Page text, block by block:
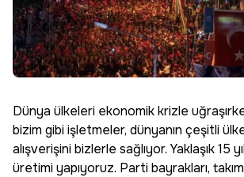
Dünya ülkeleri ekonomik krizle
bizim gibi işletmeler, dünyanın çeşitli
alışverişini bizlerle sağlıyor. Yaklaşık 15
üretimi yapıyoruz. Parti bayrakları,